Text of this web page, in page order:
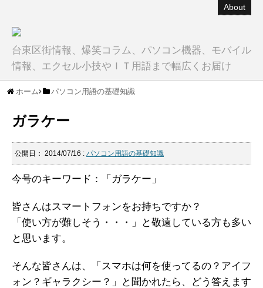
About
台東区街情報、爆笑コラム、パソコン機器、モバイル
情報、エクセル小技やＩＴ用語まで幅広くお届け
ホーム パソコン用語の基礎知識
ガラケー
公開日： 2014/07/16 : パソコン用語の基礎知識
今号のキーワード：「ガラケー」
皆さんはスマートフォンをお持ちですか？
「使い方が難しそう・・・」と敬遠している方も多い
と思います。
そんな皆さんは、「スマホは何を使ってるの？アイフ
ォン？ギャラクシー？」と聞かれたら、どう答えます